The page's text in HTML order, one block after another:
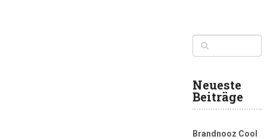
Neueste
Beiträge
Brandnooz Cool